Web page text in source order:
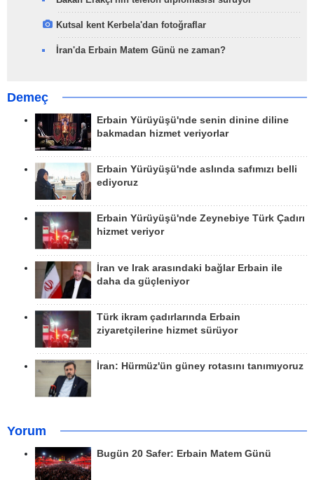
Kutsal kent Kerbela'dan fotoğraflar
İran'da Erbain Matem Günü ne zaman?
Demeç
Erbain Yürüyüşü'nde senin dinine diline
bakmadan hizmet veriyorlar
Erbain Yürüyüşü'nde aslında safımızı belli
ediyoruz
Erbain Yürüyüşü'nde Zeynebiye Türk Çadırı
hizmet veriyor
İran ve Irak arasındaki bağlar Erbain ile
daha da güçleniyor
Türk ikram çadırlarında Erbain
ziyaretçilerine hizmet sürüyor
İran: Hürmüz'ün güney rotasını tanımıyoruz
Yorum
Bugün 20 Safer: Erbain Matem Günü